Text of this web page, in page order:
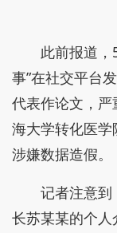
此前报道，
事”在社交平台
代表作论文，严
海大学转化医学
涉嫌数据造假。
记者注意
长苏某某的个